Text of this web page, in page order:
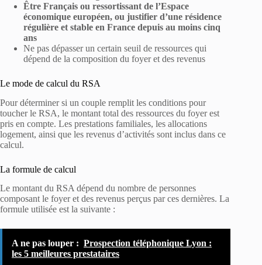
Être Français ou ressortissant de l’Espace
économique européen, ou justifier d’une résidence
régulière et stable en France depuis au moins cinq
ans
Ne pas dépasser un certain seuil de ressources qui
dépend de la composition du foyer et des revenus
Le mode de calcul du RSA
Pour déterminer si un couple remplit les conditions pour
toucher le RSA, le montant total des ressources du foyer est
pris en compte. Les prestations familiales, les allocations
logement, ainsi que les revenus d’activités sont inclus dans ce
calcul.
La formule de calcul
Le montant du RSA dépend du nombre de personnes
composant le foyer et des revenus perçus par ces dernières. La
formule utilisée est la suivante :
A ne pas louper : Prospection téléphonique Lyon :
les 5 meilleures prestataires